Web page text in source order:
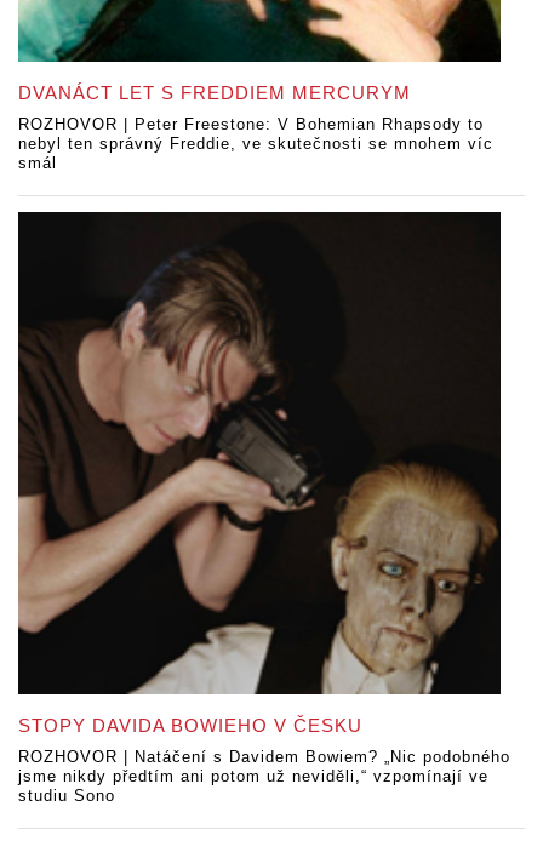
DVANÁCT LET S FREDDIEM MERCURYM
ROZHOVOR | Peter Freestone: V Bohemian Rhapsody to
nebyl ten správný Freddie, ve skutečnosti se mnohem víc
smál
STOPY DAVIDA BOWIEHO V ČESKU
ROZHOVOR | Natáčení s Davidem Bowiem? „Nic podobného
jsme nikdy předtím ani potom už neviděli,“ vzpomínají ve
studiu Sono